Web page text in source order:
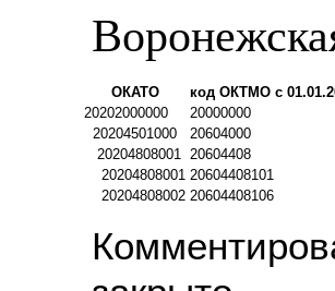
ОКАТО
код ОКТМО с
20202000000
20000000
20204501000
20604000
20204808001 20604408
20204808001 20604408101
20204808002 20604408106